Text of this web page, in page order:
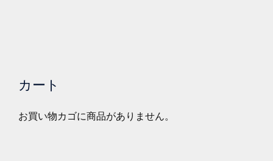
カート
お買い物カゴに商品がありません。